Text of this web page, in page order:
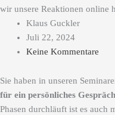
wir unsere Reaktionen online
Klaus Guckler
Juli 22, 2024
Keine Kommentare
Sie haben in unseren
für ein persönliches Gespräch
Phasen durchläuft ist es auch